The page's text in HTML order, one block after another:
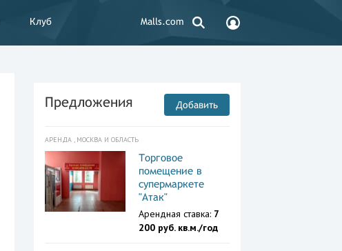
Клуб Malls.com
Предложения Добавить
АРЕНДА , МОСКВА И ОБЛАСТЬ
Торговое
помещение в
супермаркете
"Атак"
Арендная ставка: 7
200 руб. кв.м./год